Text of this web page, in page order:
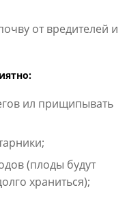
от вредителей и
ил прищипывать
(плоды будут
храниться);